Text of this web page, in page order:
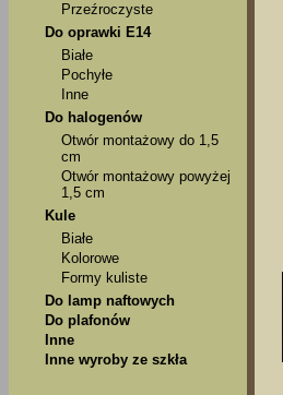
Przeźroczyste
Do oprawki E14
Białe
Pochyłe
Inne
Do halogenów
Otwór montażowy do 1,5
cm
Otwór montażowy powyżej
1,5 cm
Kule
Białe
Kolorowe
Formy kuliste
Do lamp naftowych
Do plafonów
Inne
Inne wyroby ze szkła